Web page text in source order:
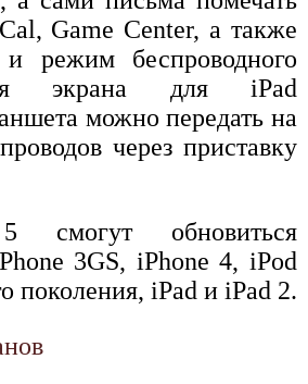
Game Center, а также
режим беспроводного
экрана для iPad
можно передать на
через приставку
обновиться
3GS, iPhone 4, iPod
поколения, iPad и iPad 2.